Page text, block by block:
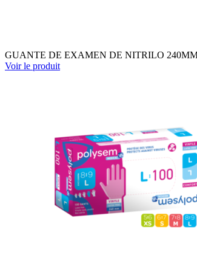
GUANTE DE EXAMEN DE NITRILO
Voir le produit